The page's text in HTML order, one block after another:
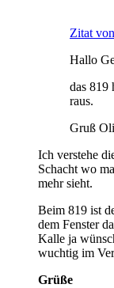
Zitat
Hallo
das 819
raus.
Gruß
Ich verstehe
Schacht wo
mehr sieht.
Beim 819 ist
dem Fenster
Kalle ja
wuchtig im
Grüße